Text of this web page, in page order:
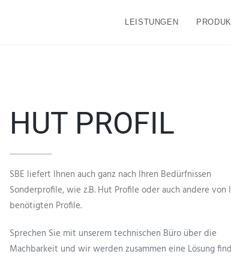
LEISTUNGEN
HUT PROFIL
SBE liefert Ihnen auch ganz nach Ihren Bedürfnissen
Sonderprofile, wie z.B. Hut Profile oder auch andere von
benötigten Profile.
Sprechen Sie mit unserem technischen Büro über die
Machbarkeit und wir werden zusammen eine Lösung